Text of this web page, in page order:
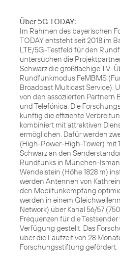
Über 5G TODAY:
Im Rahmen des bayerischen
TODAY entsteht seit 2018 im
LTE/5G-Testfeld für den
untersuchen die
Schwarz die großflächige TV-
Rundfunkmodus FeMBMS
Broadcast Multicast Service).
von den assoziierten Partnern
und Telefónica. Die
künftig die effiziente
kombiniert mit attraktiven
ermöglichen. Dafür werden
(High-Power-High-Tower) mit
Schwarz an den
Rundfunks in München-
Wendelstein (Höhe 1828 m)
werden Antennen von
den Mobilfunkempfang
werden in einem
Network) über Kanal 56/57
Frequenzen für die
Verfügung gestellt. Das
über die Laufzeit von 28
Forschungsstiftung gefördert.